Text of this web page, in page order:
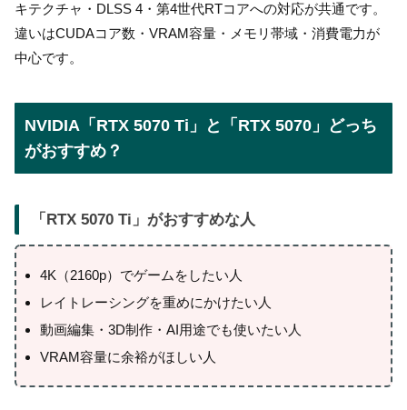
キテクチャ・DLSS 4・第4世代RTコアへの対応が共通です。
違いはCUDAコア数・VRAM容量・メモリ帯域・消費電力が
中心です。
NVIDIA「RTX 5070 Ti」と「RTX 5070」どっち
がおすすめ？
「 RTX 5070 Ti 」がおすすめな人
4K（2160p）でゲームをしたい人
レイトレーシングを重めにかけたい人
動画編集・3D制作・AI用途でも使いたい人
VRAM容量に余裕がほしい人